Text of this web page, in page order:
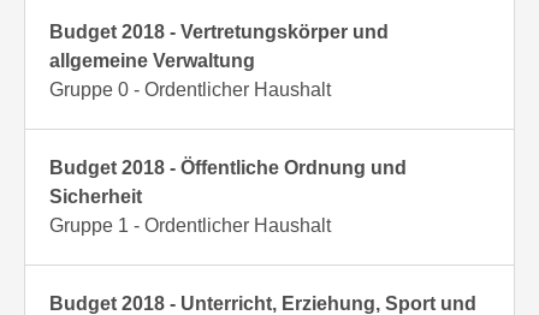
Budget 2018 - Vertretungskörper und
allgemeine Verwaltung
Gruppe 0 - Ordentlicher Haushalt
Budget 2018 - Öffentliche Ordnung und
Sicherheit
Gruppe 1 - Ordentlicher Haushalt
Budget 2018 - Unterricht, Erziehung, Sport und